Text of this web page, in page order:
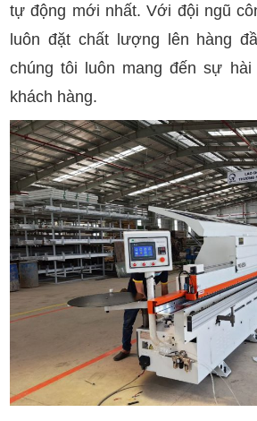
tự động mới nhất. Với đội ngũ
luôn đặt chất lượng lên hàng
chúng tôi luôn mang đến sự
khách hàng.